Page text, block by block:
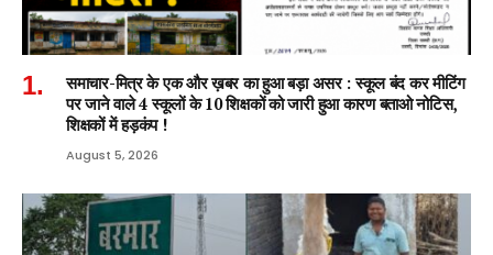
समाचार-मित्र के एक और ख़बर का हुआ बड़ा असर : स्कूल बंद कर मीटिंग
पर जाने वाले 4 स्कूलों के 10 शिक्षकों को जारी हुआ कारण बताओ नोटिस,
शिक्षकों में हड़कंप !
August 5, 2026